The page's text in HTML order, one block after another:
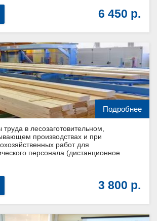
6 450
Подробнее
в лесозаготовительном,
производствах и при
работ для
персонала (дистанционное
3 800